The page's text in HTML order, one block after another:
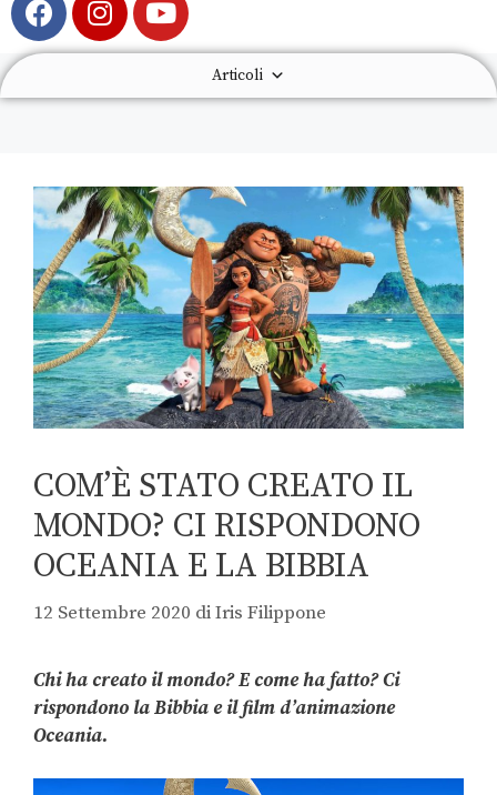
Articoli
COM’È STATO CREATO IL
MONDO? CI RISPONDONO
OCEANIA E LA BIBBIA
12 Settembre 2020 diIris Filippone
Chi ha creato il mondo? E come ha fatto? Ci
rispondono la Bibbia e il film d’animazione
Oceania.